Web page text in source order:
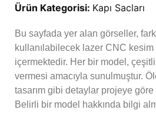
Ürün Kategorisi: Kapı Sacları
Bu sayfada yer alan görseller,
kullanılabilecek lazer CNC
içermektedir. Her bir model,
vermesi amacıyla sunulmuştur.
tasarım gibi detaylar projeye
Belirli bir model hakkında bilgi